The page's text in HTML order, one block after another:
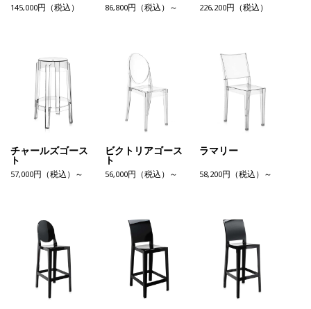
145,000円（税込） 86,800円（税込）～ 226,200円（税込）
チャールズゴース
ト
57,000円（税込）～
ビクトリアゴース
ト
56,000円（税込）～
ラマリー
58,200円（税込）～